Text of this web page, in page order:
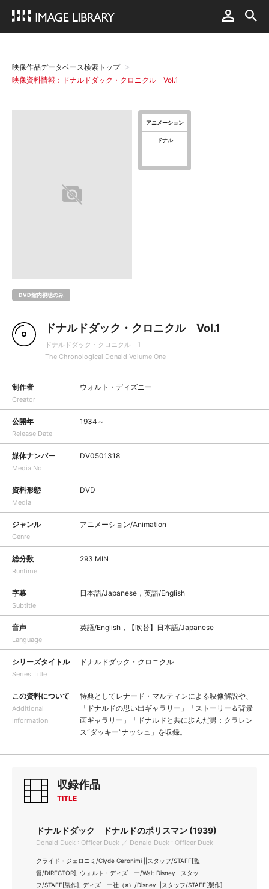
映像作品データベース検索トップ
映像資料情報：ドナルドダック・クロニクル Vol.1
DVD館内視聴のみ
アニメーション
ドナル
ドナルドダック・クロニクル Vol.1
ドナルドダック・クロニクル 1
The Chronological Donald Volume One
制作者
Creator
ウォルト・ディズニー
公開年
Release Date
1934～
媒体ナンバー
Media No
DV0501318
資料形態
Media
DVD
ジャンル
Genre
アニメーション/Animation
総分数
Runtime
293 MIN
字幕
Subtitle
日本語/Japanese，英語/English
音声
Language
英語/English，【吹替】日本語/Japanese
シリーズタイトル
Series Title
ドナルドダック・クロニクル
この資料について
Additional
Information
特典としてレナード・マルティンによる映像解説や、
「ドナルドの思い出ギャラリー」「ストーリー＆背景
画ギャラリー」「ドナルドと共に歩んだ男：クラレン
ス“ダッキー”ナッシュ」を収録。
収録作品
TITLE
ドナルドダック ドナルドのポリスマン (1939)
Donald Duck : Officer Duck ／ Donald Duck : Officer Duck
クライド・ジェロニミ/Clyde Geronimi ||スタッフ/STAFF[監
督/DIRECTOR], ウォルト・ディズニー/Walt Disney ||スタッ
フ/STAFF[製作], ディズニー社（※）/Disney ||スタッフ/STAFF[製作]